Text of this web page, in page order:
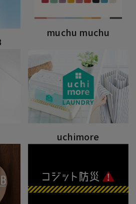
muchu muchu
uchimore